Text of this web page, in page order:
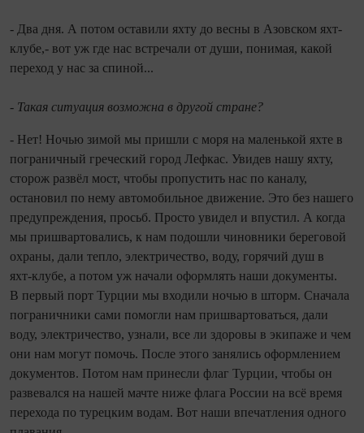
- Два дня. А потом оставили яхту до весны в Азовском яхт-
клубе,- вот уж где нас встречали от души, понимая, какой
переход у нас за спиной...
- Такая ситуация возможна в другой стране?
- Нет! Ночью зимой мы пришли с моря на маленькой яхте в
пограничный греческий город Лефкас. Увидев нашу яхту,
сторож развёл мост, чтобы пропустить нас по каналу,
остановил по нему автомобильное движение. Это без нашего
предупреж­дения, просьб. Просто увидел и впустил. А когда
мы пришвартовались, к нам подошли чиновники береговой
охраны, дали тепло, электричество, воду, горячий душ в
яхт‑клубе, а потом уж начали оформлять наши документы.
В первый порт Турции мы входили ночью в шторм. Сначала
пограничники сами помогли нам пришвартоваться, дали
воду, электричество, узнали, все ли здоровы в экипаже и чем
они нам могут помочь. После этого занялись оформлением
документов. Потом нам принесли флаг Турции, чтобы он
развевался на нашей мачте ниже флага России на всё время
перехода по турецким водам. Вот наши впечатления одного